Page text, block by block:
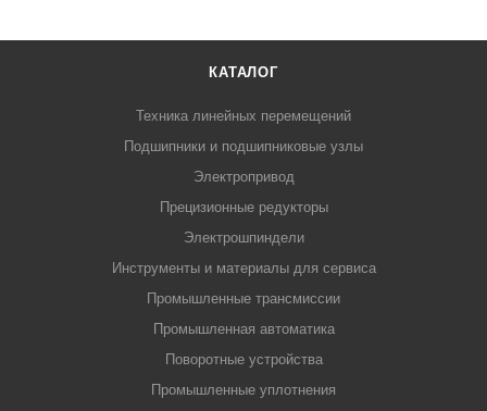
КАТАЛОГ
Техника линейных перемещений
Подшипники и подшипниковые узлы
Электропривод
Прецизионные редукторы
Электрошпиндели
Инструменты и материалы для сервиса
Промышленные трансмиссии
Промышленная автоматика
Поворотные устройства
Промышленные уплотнения